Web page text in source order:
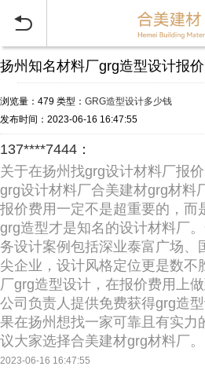

扬州知名材料厂grg造型设计报
浏览量：479 类型： GRG造型设计多少钱
发布时间：2023-06-16 16:47:55
137****7444：
关于在扬州找grg设计材料厂报
grg设计材料厂合美建材grg材料
报价费用一定不是超重要的，而
grg造型才是知名的设计材料厂
务设计案例包括深业泰富广场、
尖企业，设计风格定位更是数不
厂grg造型设计，在报价费用上
公司负责人提供免费获得grg造
果在扬州想找一家可靠且有实力
议大家选择合美建材grg材料厂。
2023-06-16 16:47:55